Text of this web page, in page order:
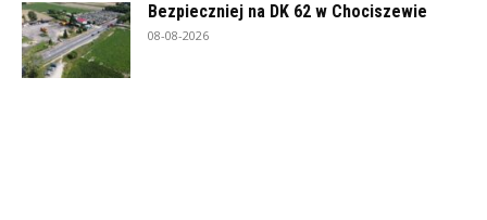
Bezpieczniej na DK 62 w Chociszewie
08-08-2026